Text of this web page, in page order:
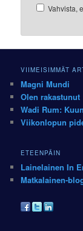
Vahvista,
VIIMEISIMMÄT
Magni Mundi
Olen rakastunut
Wadi Rum:
Viikonlopun
ETEENPÄIN
Lainelainen In
Matkalainen-